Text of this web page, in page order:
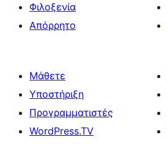
Φιλοξενία
Απόρρητο
Μάθετε
Υποστήριξη
Προγραμματιστές
WordPress.TV